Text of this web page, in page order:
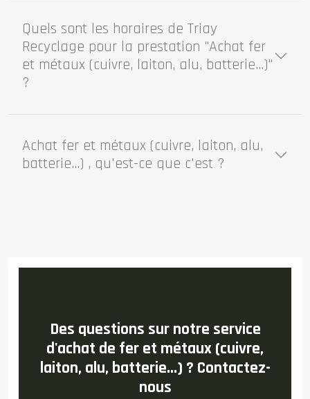
Quels sont les horaires de Triay
Recyclage pour la prestation "Achat fer
et métaux (cuivre, laiton, alu, batterie...)"
?
Achat fer et métaux (cuivre, laiton, alu,
batterie...) , qu'est-ce que c'est ?
Des questions sur notre service
d'achat de fer et métaux (cuivre,
laiton, alu, batterie...) ? Contactez-
nous